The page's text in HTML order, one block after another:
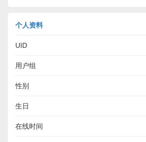
个人资料
UID
用户组
性别
生日
在线时间